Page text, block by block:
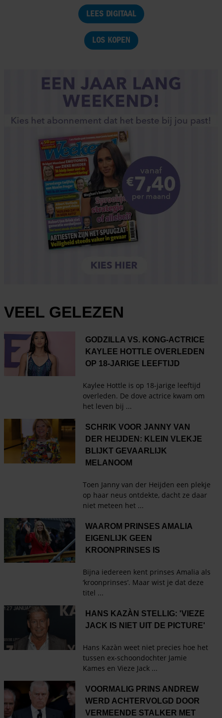
LEES DIGITAAL
LOS KOPEN